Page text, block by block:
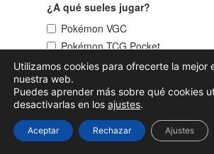
Utilizamos cookies para ofrecerte la mejor
nuestra web.
Puedes aprender más sobre qué cookies
desactivarlas en los ajustes.
Aceptar Rechazar Ajustes